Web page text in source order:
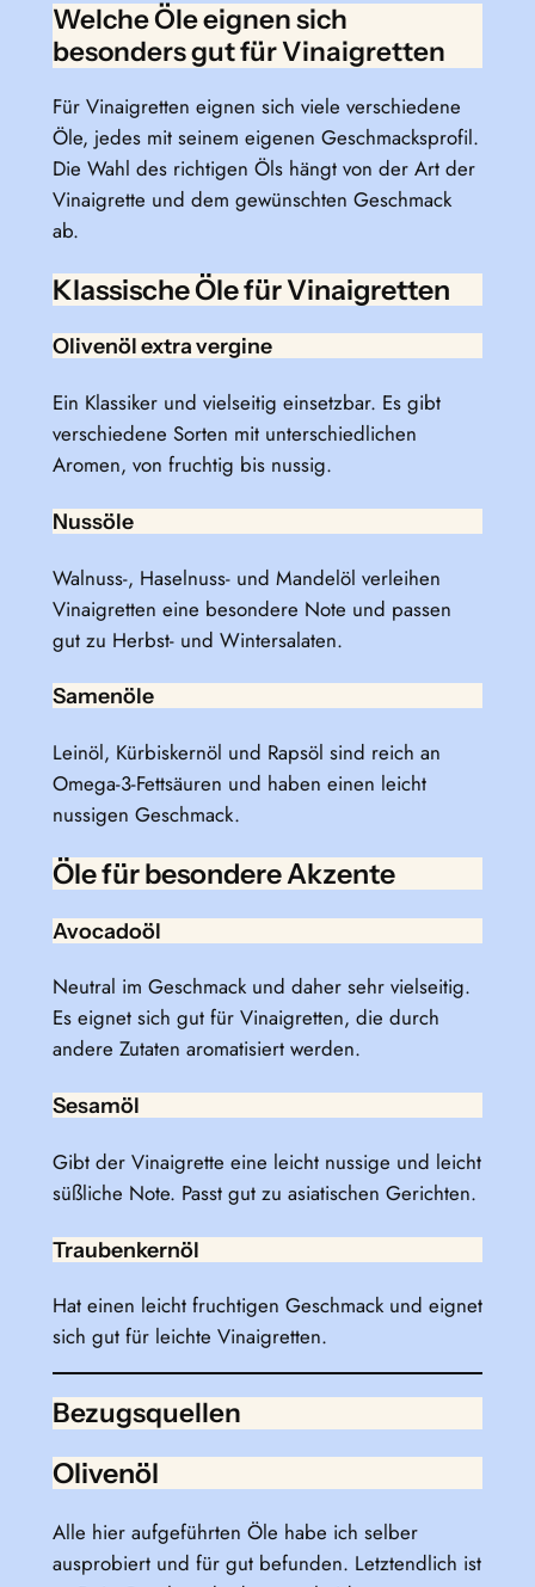
Welche Öle eignen sich
besonders gut für Vinaigretten
Für Vinaigretten eignen sich viele verschiedene
Öle, jedes mit seinem eigenen Geschmacksprofil.
Die Wahl des richtigen Öls hängt von der Art der
Vinaigrette und dem gewünschten Geschmack
ab.
Klassische Öle für Vinaigretten
Olivenöl extra vergine
Ein Klassiker und vielseitig einsetzbar. Es gibt
verschiedene Sorten mit unterschiedlichen
Aromen, von fruchtig bis nussig.
Nussöle
Walnuss-, Haselnuss- und Mandelöl verleihen
Vinaigretten eine besondere Note und passen
gut zu Herbst- und Wintersalaten.
Samenöle
Leinöl, Kürbiskernöl und Rapsöl sind reich an
Omega-3-Fettsäuren und haben einen leicht
nussigen Geschmack.
Öle für besondere Akzente
Avocadoöl
Neutral im Geschmack und daher sehr vielseitig.
Es eignet sich gut für Vinaigretten, die durch
andere Zutaten aromatisiert werden.
Sesamöl
Gibt der Vinaigrette eine leicht nussige und leicht
süßliche Note. Passt gut zu asiatischen Gerichten.
Traubenkernöl
Hat einen leicht fruchtigen Geschmack und eignet
sich gut für leichte Vinaigretten.
Bezugsquellen
Olivenöl
Alle hier aufgeführten Öle habe ich selber
ausprobiert und für gut befunden. Letztendlich ist